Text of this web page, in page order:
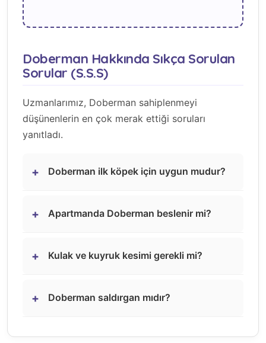
Doberman Hakkında Sıkça Sorulan
Sorular (S.S.S)
Uzmanlarımız, Doberman sahiplenmeyi
düşünenlerin en çok merak ettiği soruları
yanıtladı.
+ Doberman ilk köpek için uygun mudur?
+ Apartmanda Doberman beslenir mi?
+ Kulak ve kuyruk kesimi gerekli mi?
+ Doberman saldırgan mıdır?